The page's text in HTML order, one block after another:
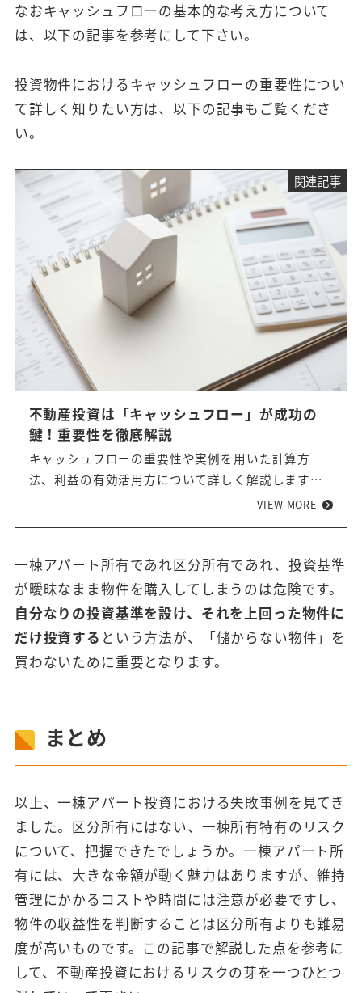
なおキャッシュフローの基本的な考え方について
は、以下の記事を参考にして下さい。
投資物件におけるキャッシュフローの重要性につい
て詳しく知りたい方は、以下の記事もご覧くださ
い。
関連記事
不動産投資は「キャッシュフロー」が成功の
鍵！重要性を徹底解説
キャッシュフローの重要性や実例を用いた計算方
法、利益の有効活用方について詳しく解説します。
また、キャッシュフローと帳簿上の利益は、似てい
用方法も必読です！着実に利益を出せる、安定した
不動産投資を実現するためにもぜひご覧ください。
VIEW MORE
一棟アパート所有であれ区分所有であれ、投資基準
が曖昧なまま物件を購入してしまうのは危険です。
自分なりの投資基準を設け、それを上回った物件に
だけ投資する という方法が、「儲からない物件」を
買わないために重要となります。
まとめ
以上、一棟アパート投資における失敗事例を見てき
ました。区分所有にはない、一棟所有特有のリスク
について、把握できたでしょうか。一棟アパート所
有には、大きな金額が動く魅力はありますが、維持
管理にかかるコストや時間には注意が必要ですし、
物件の収益性を判断することは区分所有よりも難易
度が高いものです。この記事で解説した点を参考に
して、不動産投資におけるリスクの芽を一つひとつ